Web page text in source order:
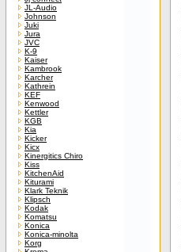
JL-Audio
Johnson
Juki
Jura
JVC
K-9
Kaiser
Kambrook
Karcher
Kathrein
KEF
Kenwood
Kettler
KGB
Kia
Kicker
Kicx
Kinergitics Chiro
Kiss
KitchenAid
Kiturami
Klark Teknik
Klipsch
Kodak
Komatsu
Konica
Konica-minolta
Korg